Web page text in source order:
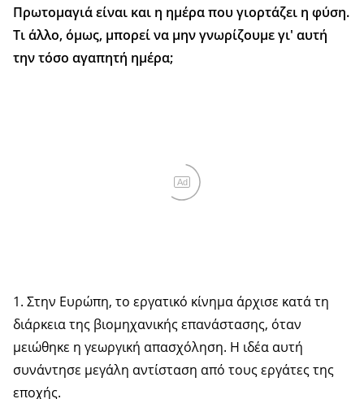
Πρωτομαγιά είναι και η ημέρα που γιορτάζει η φύση.
Τι άλλο, όμως, μπορεί να μην γνωρίζουμε γι' αυτή
την τόσο αγαπητή ημέρα;
Ad
1. Στην Ευρώπη, το εργατικό κίνημα άρχισε κατά τη
διάρκεια της βιομηχανικής επανάστασης, όταν
μειώθηκε η γεωργική απασχόληση. Η ιδέα αυτή
συνάντησε μεγάλη αντίσταση από τους εργάτες της
εποχής.